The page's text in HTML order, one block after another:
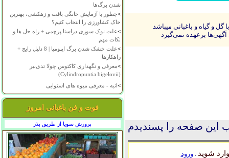
شدن برگ‌ها
>چطور با آزمایش خانگی بافت و زهکشی، بهترین
خاک کشاورزی را انتخاب کنیم؟
>علت نوک سوزی دراسنا پرچمی + راه حل ها و
نکات مهم
>
علت خشک شدن برگ ایپومیا | 8 دلیل رایج +
راهکارها
>معرفی و نگهداری کاکتوس چولا تدی‌بیر
(Cylindropuntia bigelovii)
>انبه - معرفی میوه های استوایی
فوت و فن باغبانی امروز
پرورش سویا از طریق بذر
و گیاه و باغبانی میباشد
آگهی‌ها برعهده نمی‌گیرد
این صفحه را پسندیدم
شوید .ورود